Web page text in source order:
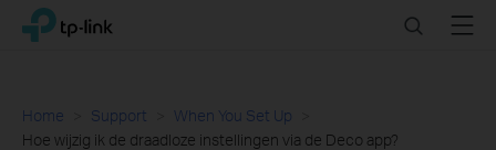
Click
navigation
TP-Link, Reliably Smart SearchMenu
Home Support
When You Set Up
Hoe wijzig ik de draadloze instellingen via de Deco app?